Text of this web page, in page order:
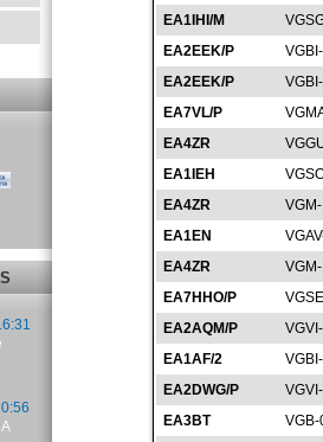
EA1IHI/M
EA2EEK/P
EA2EEK/P
EA7VL/P
EA4ZR
EA1IEH
EA4ZR
EA1EN
EA4ZR
EA7HHO/P
EA2AQM/P
EA1AF/2
EA2DWG/P
EA3BT